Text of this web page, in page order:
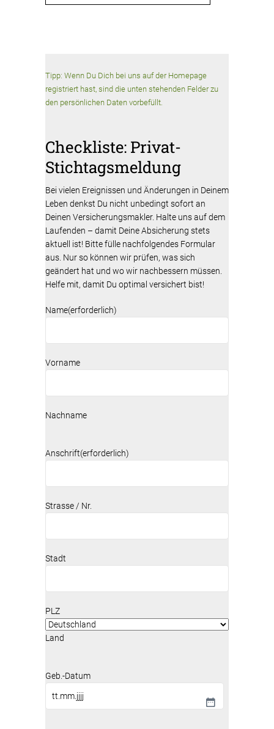
Tipp: Wenn Du Dich bei uns auf der Homepage
registriert hast, sind die unten stehenden Felder zu
den persönlichen Daten vorbefüllt.
Checkliste: Privat-
Stichtagsmeldung
Bei vielen Ereignissen und Änderungen in Deinem
Leben denkst Du nicht unbedingt sofort an
Deinen Versicherungsmakler. Halte uns auf dem
Laufenden – damit Deine Absicherung stets
aktuell ist! Bitte fülle nachfolgendes Formular
aus. Nur so können wir prüfen, was sich
geändert hat und wo wir nachbessern müssen.
Helfe mit, damit Du optimal versichert bist!
Name(erforderlich)
Vorname
Nachname
Anschrift(erforderlich)
Strasse / Nr.
Stadt
PLZ
Land
Geb.-Datum
T